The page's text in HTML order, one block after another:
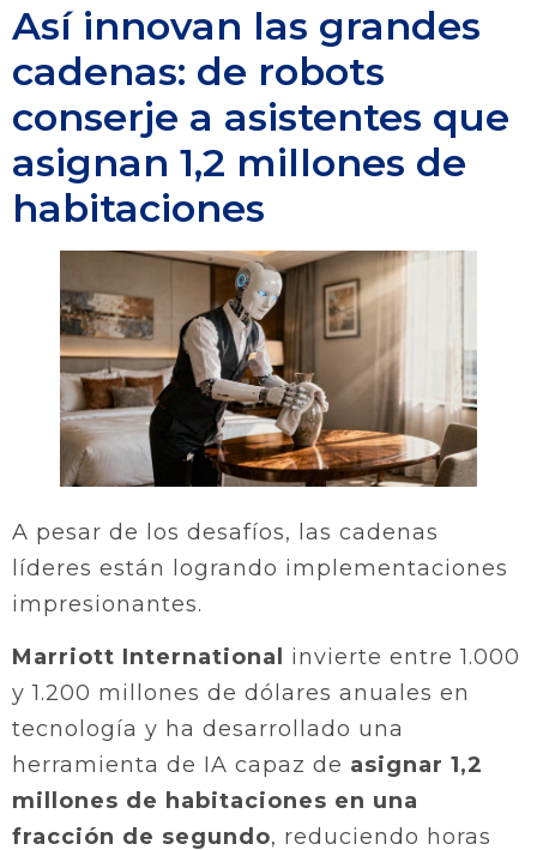
Así innovan las grandes
cadenas: de robots
conserje a asistentes que
asignan 1,2 millones de
habitaciones
A pesar de los desafíos, las cadenas
líderes están logrando implementaciones
impresionantes.
Marriott International
invierte entre 1.000
y 1.200 millones de dólares anuales en
tecnología y ha desarrollado una
herramienta de IA capaz de asignar 1,2
millones de habitaciones en una
fracción de segundo, reduciendo horas